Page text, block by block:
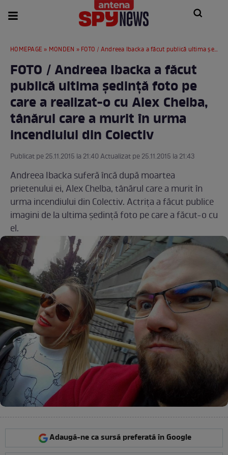
HOMEPAGE » MONDEN » FOTO / Andreea Ibacka a făcut publică ultima ședință foto pe care a realizat-o cu Alex Chelba, tânărul care a murit în urma incendiului din Colectiv
FOTO / Andreea Ibacka a făcut
publică ultima ședință foto pe
care a realizat-o cu Alex Chelba,
tânărul care a murit în urma
incendiului din Colectiv
Publicat pe 25.11.2015 la 21:40 Actualizat pe 25.11.2015 la 21:43
Andreea Ibacka suferă încă după moartea
prietenului ei, Alex Chelba, tânărul care a murit în
urma incendiului din Colectiv. Actrița a făcut publice
imagini de la ultima ședință foto pe care a făcut-o cu
el.
Adaugă-ne ca sursă preferată în Google